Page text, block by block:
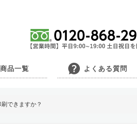
商品一覧 よくある質問
できますか？